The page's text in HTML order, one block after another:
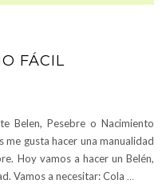
FÁCIL
Belen, Pesebre o Nacimiento
me gusta hacer una manualidad
Hoy vamos a hacer un Belén,
Vamos a necesitar: Cola …